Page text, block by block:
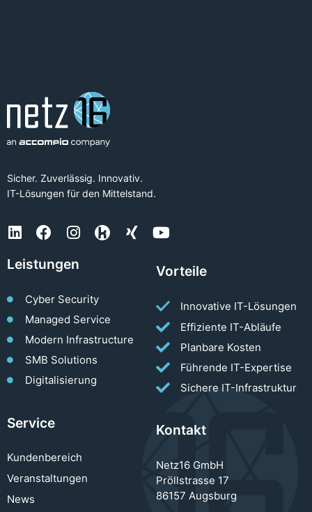
Sicher. Zuverlässig. Innovativ.
IT-Lösungen für den Mittelstand.
Leistungen
Cyber Security
Managed Service
Modern Infrastructure
SMB Solutions
Digitalisierung
Vorteile
Innovative IT-Lösungen
Effiziente IT-Abläufe
Planbare Kosten
Führende IT-Expertise
Sichere IT-Infrastruktur
Service
Kundenbereich
Veranstaltungen
News
Kontakt
Netz16 GmbH
Pröllstrasse 17
86157 Augsburg